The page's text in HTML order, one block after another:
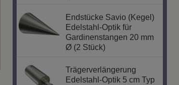
Endstücke Savio (Kegel)
Edelstahl-Optik für
Gardinenstangen 20 mm
Ø (2 Stück)
Trägerverlängerung
Edelstahl-Optik 5 cm Typ